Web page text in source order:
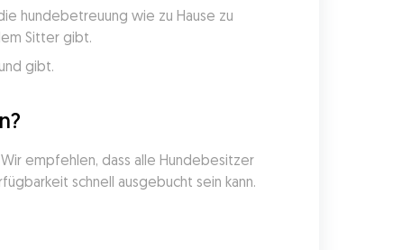
hundebetreuung wie zu Hause zu
Sitter gibt.
gibt.
empfehlen, dass alle Hundebesitzer
schnell ausgebucht sein kann.